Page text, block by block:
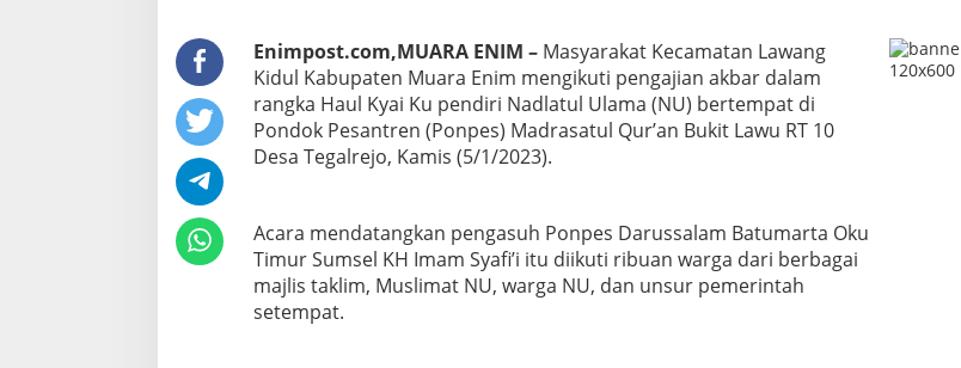
Enimpost.com,MUARA ENIM –Masyarakat Kecamatan Lawang
Kidul Kabupaten Muara Enim mengikuti pengajian akbar dalam
rangka Haul Kyai Ku pendiri Nadlatul Ulama (NU) bertempat di
Pondok Pesantren (Ponpes) Madrasatul Qur’an Bukit Lawu RT 10
Desa Tegalrejo, Kamis (5/1/2023).
Acara mendatangkan pengasuh Ponpes Darussalam Batumarta Oku
Timur Sumsel KH Imam Syafi’i itu diikuti ribuan warga dari berbagai
majlis taklim, Muslimat NU, warga NU, dan unsur pemerintah
setempat.